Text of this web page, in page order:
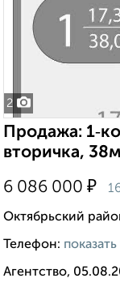
2
Продажа:
вторичка,
6 086 000 ₽
Октябрьский
Телефон:
Агентство,